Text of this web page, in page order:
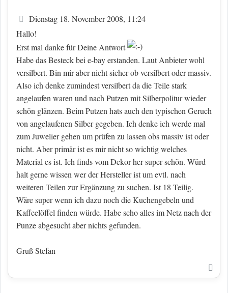
Beitrag
Dienstag 18. November 2008, 11:24
Hallo!
Erst mal danke für Deine Antwort
Habe das Besteck bei e-bay erstanden. Laut Anbieter wohl
versilbert. Bin mir aber nicht sicher ob versilbert oder massiv.
Also ich denke zumindest versilbert da die Teile stark
angelaufen waren und nach Putzen mit Silberpolitur wieder
schön glänzen. Beim Putzen hats auch den typischen Geruch
von angelaufenen Silber gegeben. Ich denke ich werde mal
zum Juwelier gehen um prüfen zu lassen obs massiv ist oder
nicht. Aber primär ist es mir nicht so wichtig welches
Material es ist. Ich finds vom Dekor her super schön. Würd
halt gerne wissen wer der Hersteller ist um evtl. nach
weiteren Teilen zur Ergänzung zu suchen. Ist 18 Teilig.
Wäre super wenn ich dazu noch die Kuchengebeln und
Kaffeelöffel finden würde. Habe scho alles im Netz nach der
Punze abgesucht aber nichts gefunden.
Gruß Stefan